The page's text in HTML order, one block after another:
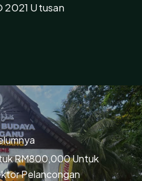
Utusan
RM800,000 Untuk
Pelancongan